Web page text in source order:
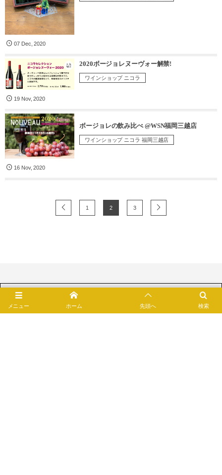
07 Dec ,2020
2020ボージョレヌーヴォー解禁!
ワインショップ ニコラ
19 Nov,2020
ボージョレの飲み比べ @WSN福岡三越店
ワインショップ ニコラ 福岡三越店
16 Nov,2020
1 2 3
メニュー 検索
ホーム 先頭へ